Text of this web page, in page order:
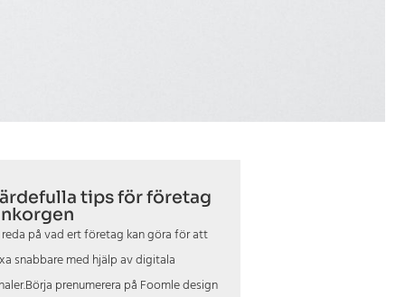
tips för företag
på vad ert företag kan göra för att
snabbare med hjälp av digitala
prenumerera på Foomle design